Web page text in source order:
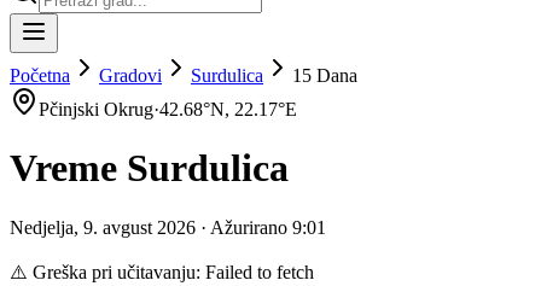
Početna Gradovi Surdulica
15 Dana
Pčinjski Okrug·42.68°N, 22.17°E
Vreme Surdulica
Nedjelja, 9. avgust 2026 · Ažurirano 9:01
⚠️ Greška pri učitavanju: Failed to fetch